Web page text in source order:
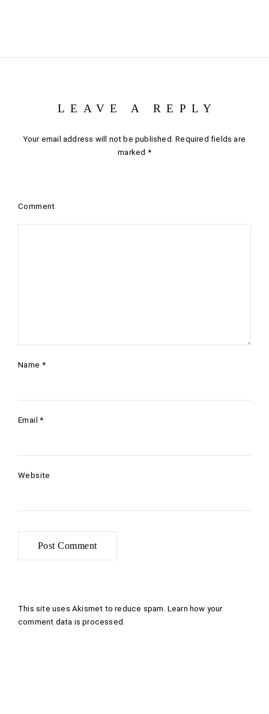
LEAVE A REPLY
Your email address will not be published. Required fields are
marked *
Comment
Name *
Email*
Website
This site uses Akismet to reduce spam. Learn how your
comment data is processed